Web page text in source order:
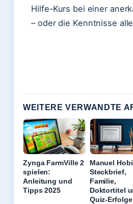
Hilfe-Kurs bei einer
– oder die Kenntnisse
WEITERE VERWANDTE
Zynga FarmVille 2
spielen:
Anleitung und
Tipps 2025
Manuel
Steckbrief,
Familie,
Doktortitel
Quiz-Erfolge